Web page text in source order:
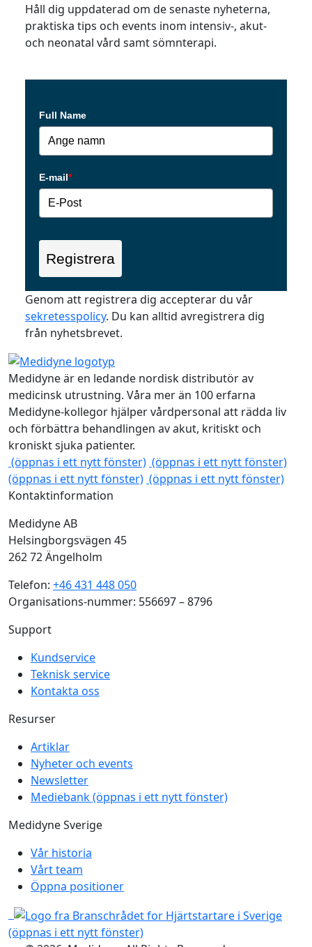
Håll dig uppdaterad om de senaste nyheterna,
praktiska tips och events inom intensiv-, akut-
och neonatal vård samt sömnterapi.
Full Name
E-mail*
Registrera
Genom att registrera dig accepterar du vår
sekretesspolicy. Du kan alltid avregistrera dig
från nyhetsbrevet.
Medidyne är en ledande nordisk distributör av
medicinsk utrustning. Våra mer än 100 erfarna
Medidyne-kollegor hjälper vårdpersonal att rädda liv
och förbättra behandlingen av akut, kritiskt och
kroniskt sjuka patienter.
(öppnas i ett nytt fönster) (öppnas i ett nytt fönster)
(öppnas i ett nytt fönster) (öppnas i ett nytt fönster)
Kontaktinformation
Medidyne AB
Helsingborgsvägen 45
262 72 Ängelholm
Telefon: +46 431 448 050
Organisations-nummer: 556697 – 8796
Support
Kundservice
Teknisk service
Kontakta oss
Resurser
Artiklar
Nyheter och events
Newsletter
Mediebank(öppnas i ett nytt fönster)
Medidyne Sverige
Vår historia
Vårt team
Öppna positioner
(öppnas i ett nytt fönster)